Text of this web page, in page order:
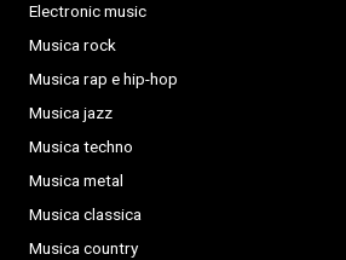
Electronic music
Musica rock
Musica rap e hip-hop
Musica jazz
Musica techno
Musica metal
Musica classica
Musica country